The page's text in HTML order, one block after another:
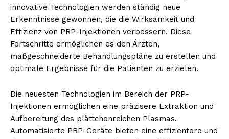
innovative Technologien werden ständig neue
Erkenntnisse gewonnen, die die Wirksamkeit und
Effizienz von PRP-Injektionen verbessern. Diese
Fortschritte ermöglichen es den Ärzten,
maßgeschneiderte Behandlungspläne zu erstellen und
optimale Ergebnisse für die Patienten zu erzielen.
Die neuesten Technologien im Bereich der PRP-
Injektionen ermöglichen eine präzisere Extraktion und
Aufbereitung des plättchenreichen Plasmas.
Automatisierte PRP-Geräte bieten eine effizientere und